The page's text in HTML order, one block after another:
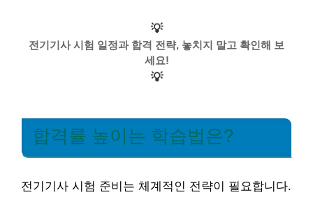
💡
전기기사 시험 일정과 합격 전략, 놓치지 말고 확인해 보
세요!
💡
합격률 높이는 학습법은?
전기기사 시험 준비는 체계적인 전략이 필요합니다.